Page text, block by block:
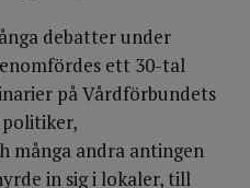
debatter under
ett 30-tal
på Vårdförbundets
politiker,
många andra antingen
in sig i lokaler, till